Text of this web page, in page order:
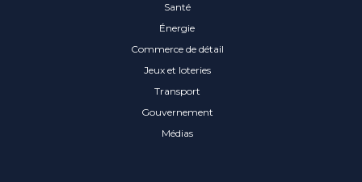
Santé
Énergie
Commerce de détail
Jeux et loteries
Transport
Gouvernement
Médias